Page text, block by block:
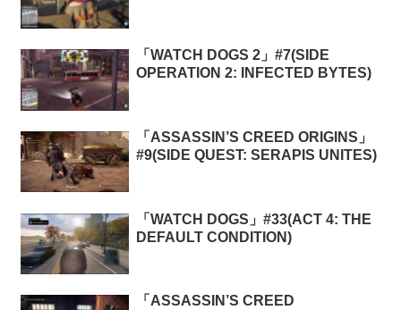
「WATCH DOGS 2」#7(SIDE
OPERATION 2: INFECTED BYTES)
「ASSASSIN’S CREED ORIGINS」
#9(SIDE QUEST: SERAPIS UNITES)
「WATCH DOGS」#33(ACT 4: THE
DEFAULT CONDITION)
「ASSASSIN’S CREED